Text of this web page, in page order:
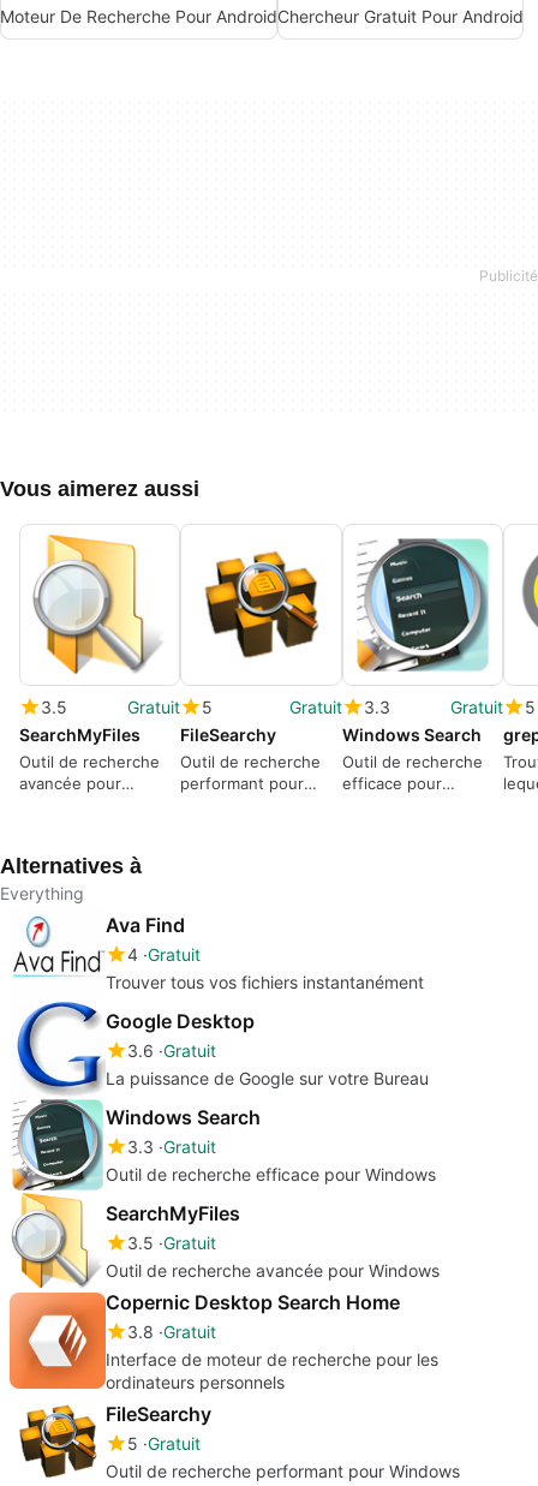
Moteur De Recherche Pour AndroidChercheur Gratuit Pour Android
Vous aimerez aussi
3.5
Gratuit
SearchMyFiles
Outil de recherche
avancée pour
5
Gratuit
FileSearchy
Outil de recherche
performant pour
3.3
Gratuit
Windows Search
Outil de recherche
efficace pour
5
Alternatives à
Everything
Ava Find
4 Gratuit
Trouver tous vos fichiers instantanément
Google Desktop
3.6 Gratuit
La puissance de Google sur votre Bureau
Windows Search
3.3 Gratuit
Outil de recherche efficace pour Windows
SearchMyFiles
3.5 Gratuit
Outil de recherche avancée pour Windows
Copernic Desktop Search Home
3.8 Gratuit
Interface de moteur de recherche pour les
ordinateurs personnels
FileSearchy
5 Gratuit
Outil de recherche performant pour Windows